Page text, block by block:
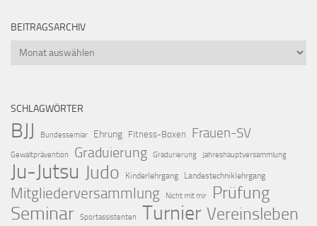
BEITRAGSARCHIV
Beitragsarchiv
SCHLAGWÖRTER
BJJ Bundessemiar Ehrung Fitness-Boxen Frauen-SV
Gewaltprävention Graduierung Gradurierung Jahreshauptversammlung
Ju-Jutsu Judo Kinderlehrgang Landestechniklehrgang
Mitgliederversammlung Nicht mit mir Prüfung
Seminar Sportassistenten Turnier Vereinsleben